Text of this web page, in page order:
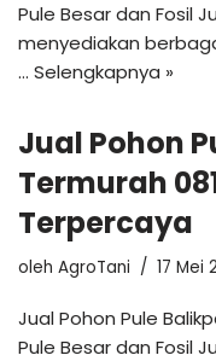
Pule Besar dan Fosil
menyediakan
… Selengkapnya »
Jual Pohon
Termurah
Terpercaya
oleh AgroTani 17 Mei
Jual Pohon Pule
Pule Besar dan Fosil